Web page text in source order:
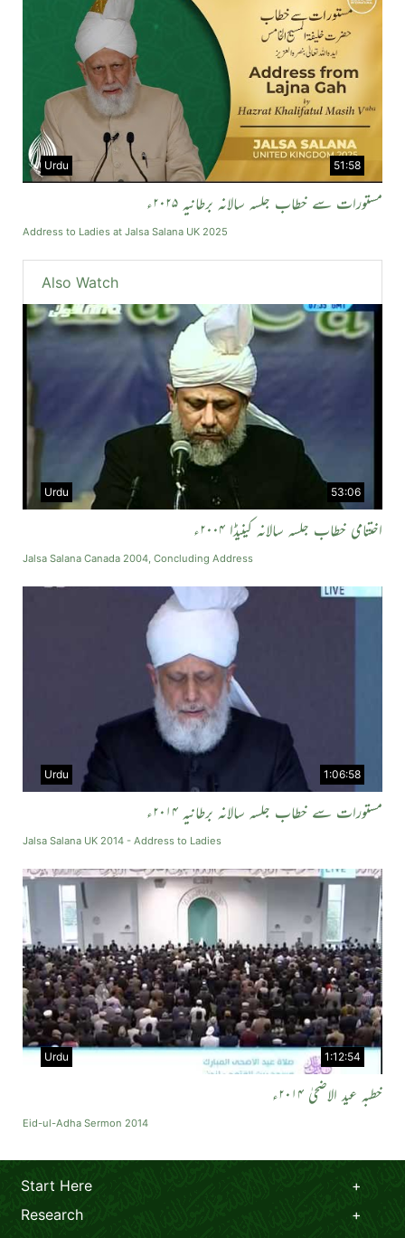
51:58
Urdu
مستورات سے خطاب جلسہ سالانہ برطانیہ ۲۰۲۵ء
Address to Ladies at Jalsa Salana UK 2025
Also Watch
53:06
Urdu
اختتامی خطاب جلسہ سالانہ کینیڈا ۲۰۰۴ء
Jalsa Salana Canada 2004, Concluding Address
1:06:58
Urdu
مستورات سے خطاب جلسہ سالانہ برطانیہ ۲۰۱۴ء
Jalsa Salana UK 2014 - Address to Ladies
1:12:54
Urdu
خطبہ عید الاضحیٰ ۲۰۱۴ء
Eid-ul-Adha Sermon 2014
Start Here
Research